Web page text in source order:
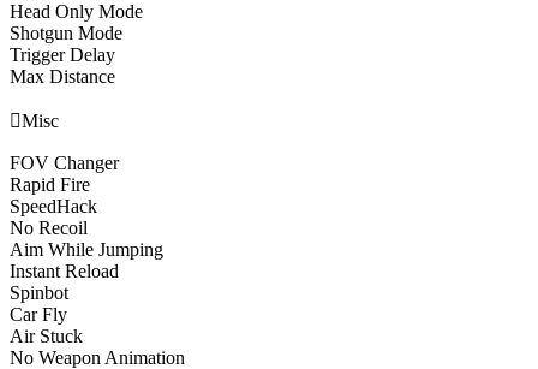
Head Only Mode
Shotgun Mode
Trigger Delay
Max Distance
Misc
FOV Changer
Rapid Fire
SpeedHack
No Recoil
Aim While Jumping
Instant Reload
Spinbot
Car Fly
Air Stuck
No Weapon Animation